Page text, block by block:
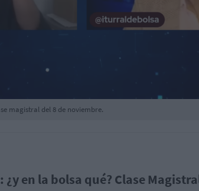
magistral del 8 de noviembre.
¿y en la bolsa qué? Clase